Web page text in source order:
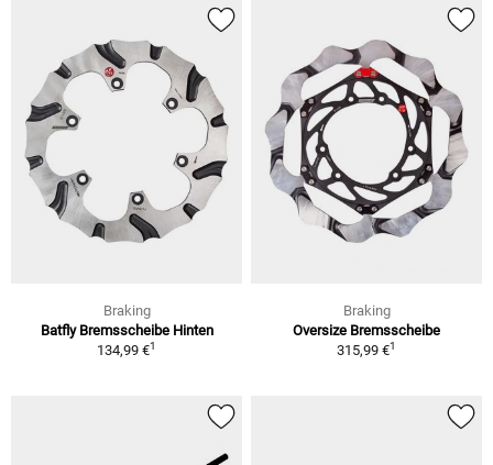
Braking
Batfly Bremsscheibe Hinten
134,99 €1
Braking
Oversize Bremsscheibe
315,99 €1